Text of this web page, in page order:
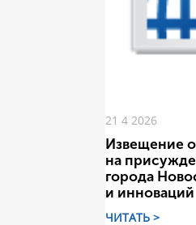
21 4 2026
Извещение
на
города
и инноваций
ЧИТАТЬ >